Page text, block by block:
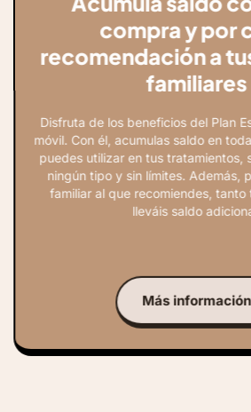
compra y por
recomendación a
familiares
Disfruta de los beneficios del Plan
móvil. Con él, acumulas saldo en
puedes utilizar en tus tratamientos,
ningún tipo y sin límites. Además,
familiar al que recomiendes, tanto
lleváis saldo